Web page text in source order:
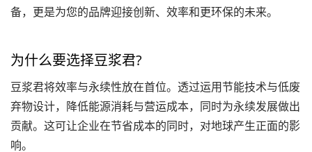
备，更是为您的品牌迎接创新、效率和更环保的未来。
为什么要选择豆浆君?
豆浆君将效率与永续性放在首位。透过运用节能技术与低废
弃物设计，降低能源消耗与营运成本，同时为永续发展做出
贡献。这可让企业在节省成本的同时，对地球产生正面的影
响。